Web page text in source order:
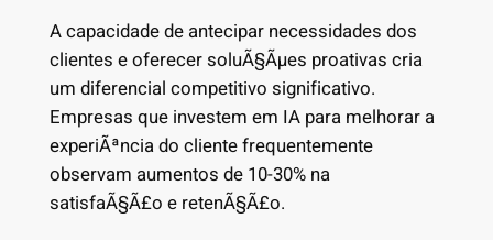
A capacidade de antecipar necessidades dos
clientes e oferecer soluÃ§Ãµes proativas cria
um diferencial competitivo significativo.
Empresas que investem em IA para melhorar a
experiÃªncia do cliente frequentemente
observam aumentos de 10-30% na
satisfaÃ§Ã£o e retenÃ§Ã£o.